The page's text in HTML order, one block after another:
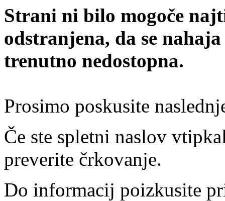
Strani ni bilo mogoče
odstranjena, da se
trenutno nedostopna.
Prosimo poskusite
Če ste spletni naslov
preverite črkovanje.
Do informacij poizkusite